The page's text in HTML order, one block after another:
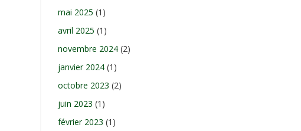
mai 2025 (1)
avril 2025 (1)
novembre 2024 (2)
janvier 2024 (1)
octobre 2023 (2)
juin 2023 (1)
février 2023 (1)